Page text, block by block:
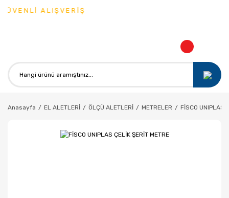
ALIŞVERİŞ
Anasayfa EL ALETLERİ ÖLÇÜ ALETLERİ METRELER FİSCO UNIPLAS